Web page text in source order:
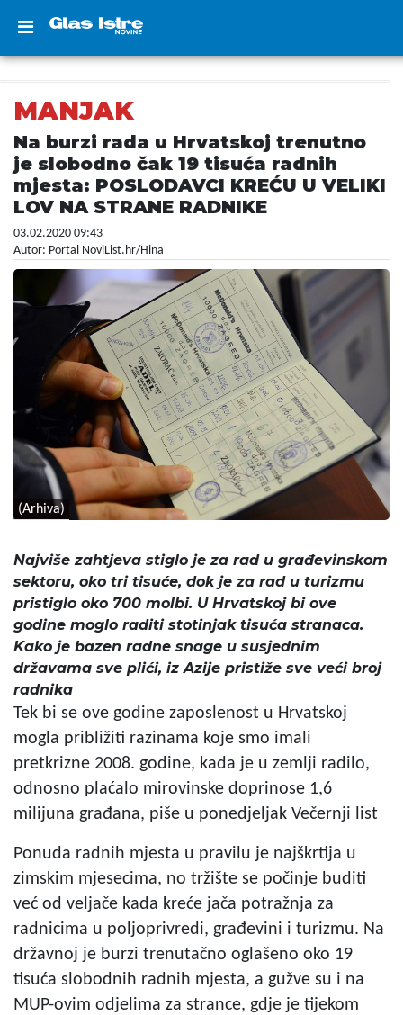
MANJAK
Na burzi rada u Hrvatskoj trenutno
je slobodno čak 19 tisuća radnih
mjesta: POSLODAVCI KREĆU U VELIKI
LOV NA STRANE RADNIKE
03.02.2020 09:43
Autor: Portal NoviList.hr/Hina
(Arhiva)
Najviše zahtjeva stiglo je za rad u građevinskom
sektoru, oko tri tisuće, dok je za rad u turizmu
pristiglo oko 700 molbi. U Hrvatskoj bi ove
godine moglo raditi stotinjak tisuća stranaca.
Kako je bazen radne snage u susjednim
državama sve plići, iz Azije pristiže sve veći broj
radnika
Tek bi se ove godine zaposlenost u Hrvatskoj
mogla približiti razinama koje smo imali
pretkrizne 2008. godine, kada je u zemlji radilo,
odnosno plaćalo mirovinske doprinose 1,6
milijuna građana, piše u ponedjeljak Večernji list
Ponuda radnih mjesta u pravilu je najškrtija u
zimskim mjesecima, no tržište se počinje buditi
već od veljače kada kreće jača potražnja za
radnicima u poljoprivredi, građevini i turizmu. Na
državnoj je burzi trenutačno oglašeno oko 19
tisuća slobodnih radnih mjesta, a gužve su i na
MUP-ovim odjelima za strance, gdje je tijekom